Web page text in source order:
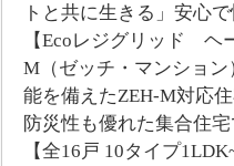
トと共に生きる」安心
【Ecoレジグリッド ヘ
M（ゼッチ・マンショ
能を備えたZEH-M対応
防災性も優れた集合住宅
【全16戸 10タイプ